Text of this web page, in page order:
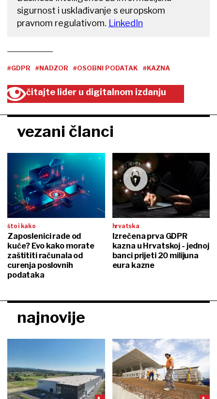
sigurnost i usklađivanje s europskom
pravnom regulativom. LinkedIn
#GDPR #NADZOR #OSOBNI PODATAK #KAZNA
čitajte lider u digitalnom izdanju
vezani članci
što i kako
Zaposlenici rade od
kuće? Evo kako morate
zaštititi računala od
curenja poslovnih
podataka
hrvatska
Izrečena prva GDPR
kazna u Hrvatskoj - jednoj
banci prijeti 20 milijuna
eura kazne
najnovije